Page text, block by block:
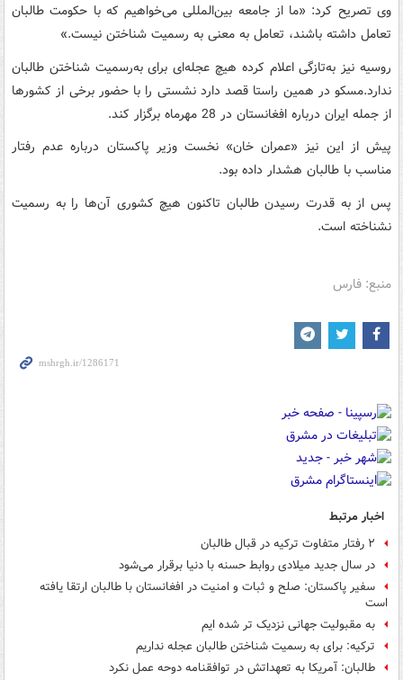
وی تصریح کرد: «ما از جامعه بین‌المللی می‌خواهیم که با حکومت طالبان
تعامل داشته باشند، تعامل به معنی به رسمیت شناختن نیست.»
روسیه نیز به‌تازگی اعلام کرده هیچ عجله‌ای برای به‌رسمیت شناختن طالبان
ندارد.مسکو در همین راستا قصد دارد نشستی را با حضور برخی از کشورها
از جمله ایران درباره افغانستان در 28 مهرماه برگزار کند.
پیش از این نیز «عمران خان» نخست وزیر پاکستان درباره عدم رفتار
مناسب با طالبان هشدار داده بود.
پس از به قدرت رسیدن طالبان تاکنون هیچ کشوری آن‌ها را به رسمیت
نشناخته است.
منبع: فارس
اخبار مرتبط
۲ رفتار متفاوت ترکیه در قبال طالبان
در سال جدید میلادی روابط حسنه با دنیا برقرار می‌شود
سفیر پاکستان: صلح و ثبات و امنیت در افغانستان با طالبان ارتقا یافته
است
به مقبولیت جهانی نزدیک تر شده ایم
ترکیه: برای به رسمیت شناختن طالبان عجله نداریم
طالبان: آمریکا به تعهداتش در توافقنامه دوحه عمل نکرد